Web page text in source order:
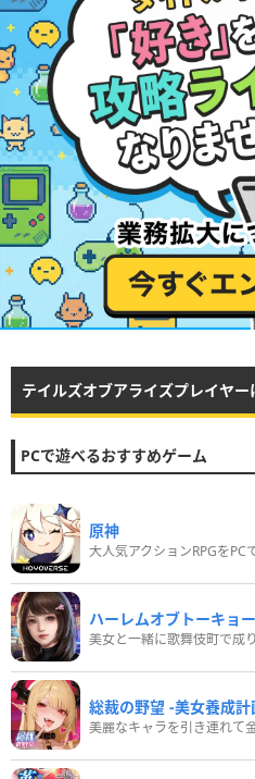
テイルズオブアライズプレイヤー
PCで遊べるおすすめゲーム
原神
大人気アクションRPGをPC
ハーレムオブトーキョー
美女と一緒に歌舞伎町で成
総裁の野望 -美女養成計
美麗なキャラを引き連れて